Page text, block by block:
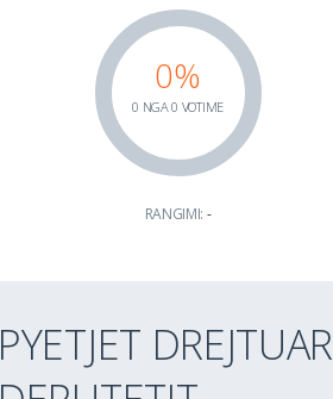
0%
0 NGA 0 VOTIME
RANGIMI: -
PYETJET DREJTUAR